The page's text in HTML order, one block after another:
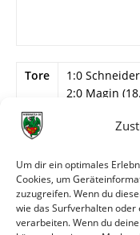
Um dir ein optimales
Cookies, um
zuzugreifen. Wenn du
wie das Surfverhalten oder
verarbeiten. Wenn du
Tore
1:0
2:0 Magin
Info
25. Spieltag
Wegner –
Haas,
Seebach,